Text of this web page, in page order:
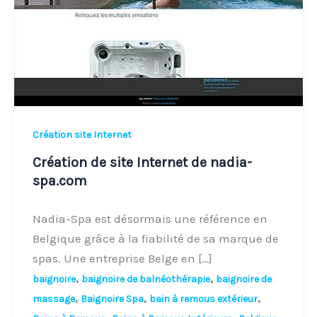
Création site Internet
Création de site Internet de nadia-
spa.com
Nadia-Spa est désormais une référence en
Belgique grâce à la fiabilité de sa marque de
spas. Une entreprise Belge en […]
baignoire, baignoire de balnéothérapie, baignoire de
massage, Baignoire Spa, bain à remous extérieur,